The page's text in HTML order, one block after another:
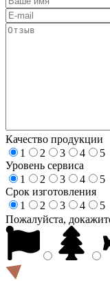
Качество продукции
1
2 3 4
5
Уровень сервиса
1
2 3 4
5
Срок изготовления
1
2 3 4
5
Пожалуйста,